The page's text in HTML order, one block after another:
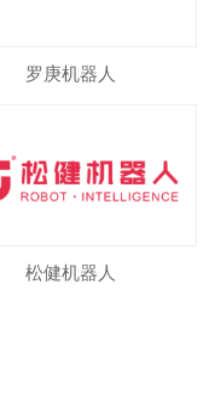
罗庚机器人
松健机器人